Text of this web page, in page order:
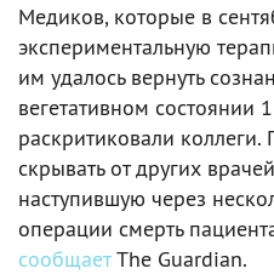
Медиков, которые в
экспериментальную
им удалось вернуть
вегетативном состоянии
раскритиковали
скрывать от других
наступившую через
операции смерть
сообщаетThe Guardian.